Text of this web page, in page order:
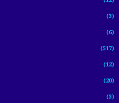
(3)
(6)
(517)
(12)
(20)
(3)